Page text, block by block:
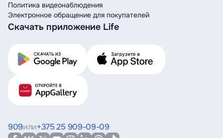
Политика видеонаблюдения
Электронное обращение для покупателей
Скачать приложение Life
909или+375 25 909-09-09